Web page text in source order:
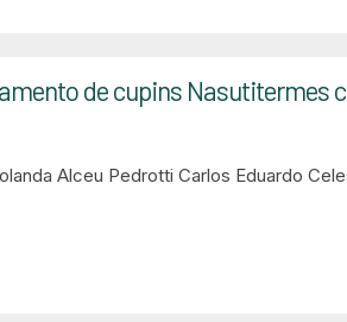
de cupins Nasutitermes
Alceu Pedrotti Carlos Eduardo